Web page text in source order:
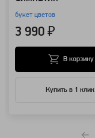
букет цветов
3 990 ₽
Купить в 1 клик
В корзину